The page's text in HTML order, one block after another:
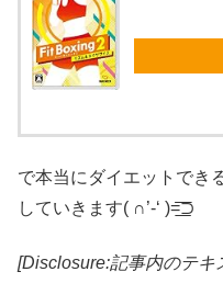
で本当にダイエットでき
していきます( ∩’-‘ )=͟͟͞͞⊃
[Disclosure:記事内のテキ